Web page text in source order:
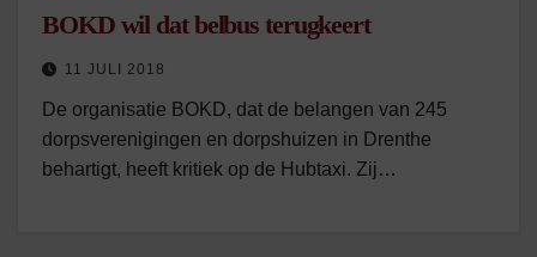
BOKD wil dat belbus terugkeert
11 JULI 2018
De organisatie BOKD, dat de belangen van 245
dorpsverenigingen en dorpshuizen in Drenthe
behartigt, heeft kritiek op de Hubtaxi. Zij…